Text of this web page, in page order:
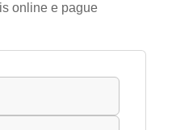
online e pague